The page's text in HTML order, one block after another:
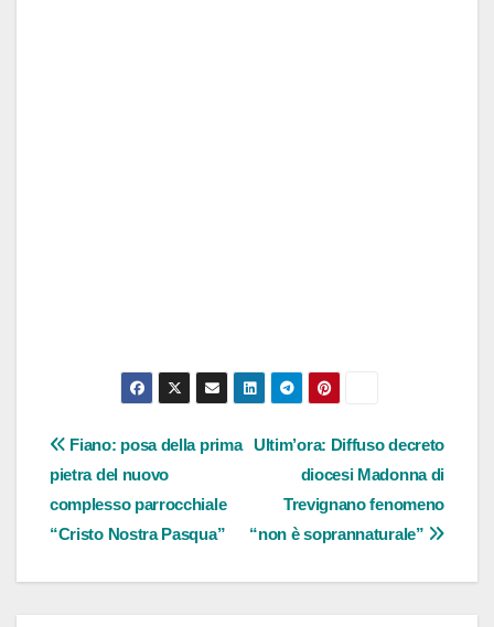
Navigazione
articoli
Ultim’ora: Diffuso decreto
diocesi Madonna di
Trevignano fenomeno
“non è soprannaturale”
Fiano: posa della prima
pietra del nuovo
complesso parrocchiale
“Cristo Nostra Pasqua”